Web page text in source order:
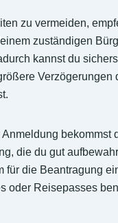
zu vermeiden,
zuständigen
kannst du
Verzögerungen
bekommst
die du gut
für die Beantragung
oder Reisepasses